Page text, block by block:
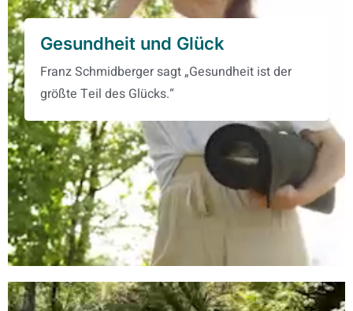
Gesundheit und Glück
Franz Schmidberger sagt „Gesundheit ist der
größte Teil des Glücks.“